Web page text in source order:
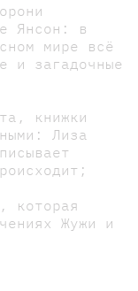
Янсон: в
мире всё
и загадочные
книжки
Лиза
которая
Жужи и